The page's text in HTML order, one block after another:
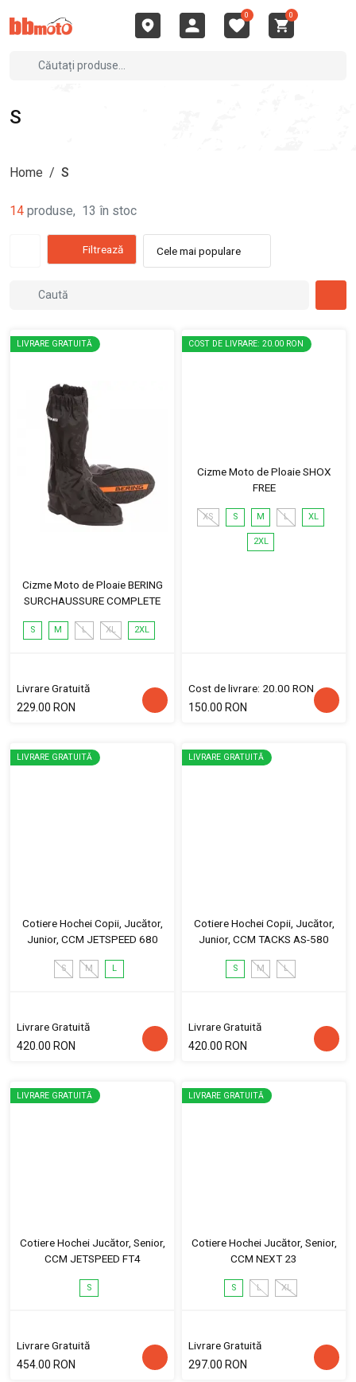
0 0
S
Home / S
14 produse, 13 în stoc
Filtrează Cele mai populare
LIVRARE GRATUITĂ
Cizme Moto de Ploaie BERING
SURCHAUSSURE COMPLETE
S M L XL 2XL
Livrare Gratuită
229.00 RON
COST DE LIVRARE: 20.00 RON
Cizme Moto de Ploaie SHOX
FREE
XS S M L XL
2XL
Cost de livrare: 20.00 RON
150.00 RON
LIVRARE GRATUITĂ
Cotiere Hochei Copii, Jucător,
Junior, CCM JETSPEED 680
S M L
Livrare Gratuită
420.00 RON
LIVRARE GRATUITĂ
Cotiere Hochei Copii, Jucător,
Junior, CCM TACKS AS-580
S M L
Livrare Gratuită
420.00 RON
LIVRARE GRATUITĂ
Cotiere Hochei Jucător, Senior,
CCM JETSPEED FT4
S
Livrare Gratuită
454.00 RON
LIVRARE GRATUITĂ
Cotiere Hochei Jucător, Senior,
CCM NEXT 23
S L XL
Livrare Gratuită
297.00 RON